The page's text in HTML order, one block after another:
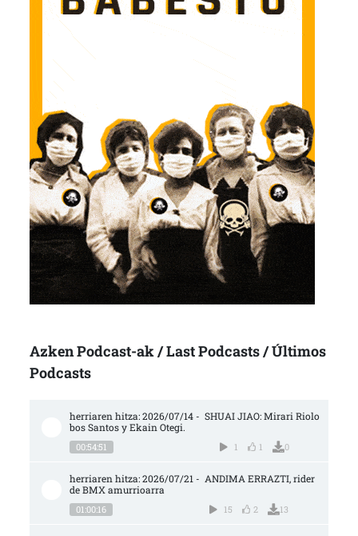
Azken Podcast-ak / Last Podcasts / Últimos
Podcasts
herriaren hitza: 2026/07/14 -  SHUAI JIAO: Mirari Riolo
bos Santos y Ekain Otegi.
00:54:51 1 1 0
herriaren hitza: 2026/07/21 -  ANDIMA ERRAZTI, rider
de BMX amurrioarra
01:00:16 15 2 13